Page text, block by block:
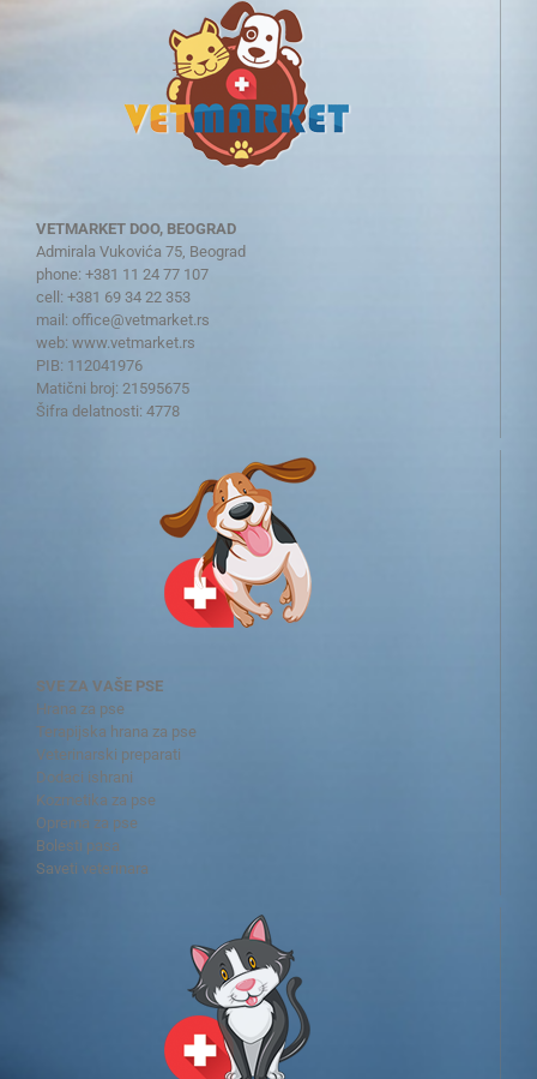
VETMARKET DOO, BEOGRAD
Admirala Vukovića 75, Beograd
phone: +381 11 24 77 107
cell: +381 69 34 22 353
mail: office@vetmarket.rs
web: www.vetmarket.rs
PIB: 112041976
Matični broj: 21595675
Šifra delatnosti: 4778
SVE ZA VAŠE PSE
Hrana za pse
Terapijska hrana za pse
Veterinarski preparati
Dodaci ishrani
Kozmetika za pse
Oprema za pse
Bolesti pasa
Saveti veterinara